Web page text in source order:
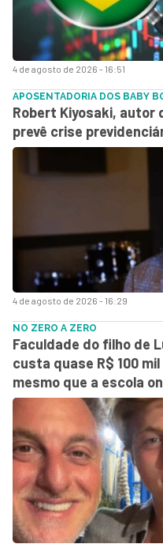
4 de agosto de 2026 - 16:51
4 de agosto de 2026 - 16:29
APOSENTADORIA DOS BABY
Robert Kiyosaki, autor
prevê crise
NO ZERO A ZERO
Faculdade do filho de
custa quase R$ 100
mesmo que a escola